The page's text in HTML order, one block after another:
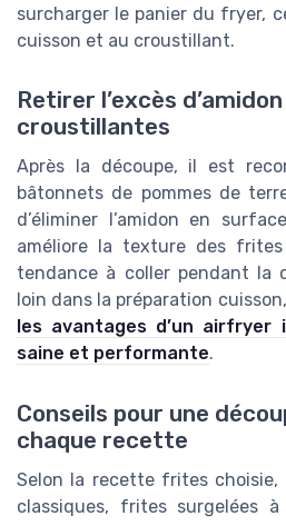
surcharger le panier du fryer,
cuisson et au croustillant.
Retirer l’excès
croustillantes
Après la découpe, il est
bâtonnets de pommes de
d’éliminer l’amidon en
améliore la texture des
tendance à coller pendant la
loin dans la préparation
les avantages d’un airfryer
saine et performante.
Conseils pour une
chaque recette
Selon la recette frites
classiques, frites surgelées